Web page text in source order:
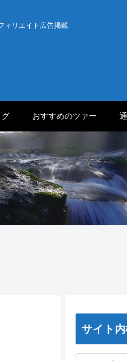
ィリエイト広告掲載
グ おすすめのツァー
サイト